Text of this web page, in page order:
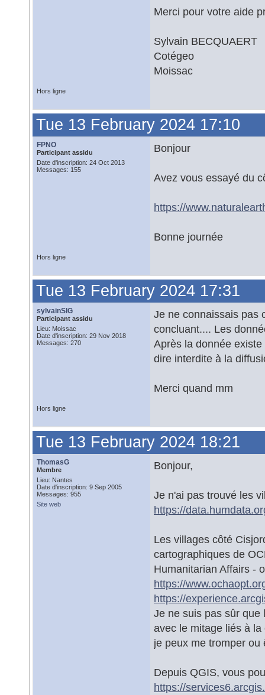
Merci pour votre aide
Sylvain BECQUAERT
Cotégeo
Moissac
Hors ligne
Tue 13 February 2024 17:10
FPNO
Participant assidu
Date d'inscription: 24 Oct 2013
Messages: 155
Bonjour
Avez vous essayé du
https://
Bonne journée
Hors ligne
Tue 13 February 2024 17:31
sylvainSIG
Participant assidu
Lieu: Moissac
Date d'inscription: 29 Nov 2018
Messages: 270
Je ne connaissais pas
concluant.... Les
Après la donnée
dire interdite à la
Merci quand mm
Hors ligne
Tue 13 February 2024 18:21
ThomasG
Membre
Lieu: Nantes
Date d'inscription: 9 Sep 2005
Messages: 955
Site web
Bonjour,
Je n'ai pas trouvé les
https://
Les villages côté
cartographiques de
Humanitarian Affairs -
https://
https://
Je ne suis pas sûr que
avec le mitage liés à
je peux me tromper ou
Depuis QGIS, vous
https://